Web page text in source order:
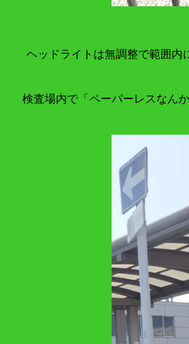
ヘッドライトは無調整で範囲内
検査場内で「ペーパーレスなん